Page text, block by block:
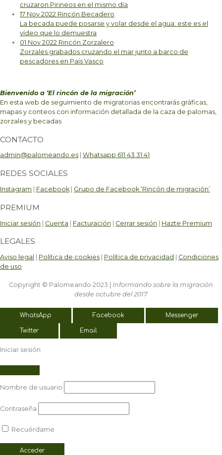
cruzaron Pirineos en el mismo día
17 Nov 2022 Rincón Becadero
La becada puede posarse y volar desde el agua: este es el
vídeo que lo demuestra
01 Nov 2022 Rincón Zorzalero
Zorzales grabados cruzando el mar junto a barco de
pescadores en País Vasco
Bienvenido a ‘El rincón de la migración’
En esta web de seguimiento de migratorias encontrarás gráficas,
mapas y conteos con información detallada de la caza de palomas,
zorzales y becadas
CONTACTO
admin@palomeando.es Whatsapp 611 43 31 41
REDES SOCIALES
Instagram Facebook Grupo de Facebook ‘Rincón de migración’
PREMIUM
Iniciar sesión | Cuenta | Facturación | Cerrar sesión | Hazte Premium
LEGALES
Aviso legal Política de cookies Política de privacidad
Condiciones
de uso
Copyright © Palomeando 2023 |
Informando sobre la migración
desde octubre del 2017
WhatsApp Facebook Messenger
Twitter Email
Iniciar sesión
Nombre de usuario
Contraseña
Recuérdame